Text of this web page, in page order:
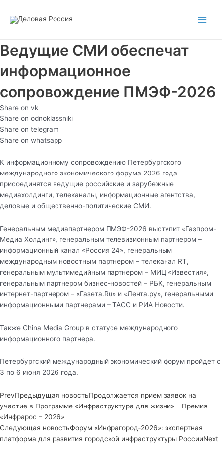
Ведущие СМИ обеспечат
информационное
сопровождение ПМЭФ-2026
Share on vk
Share on odnoklassniki
Share on telegram
Share on whatsapp
К информационному сопровождению Петербургского
международного экономического форума 2026 года
присоединятся ведущие российские и зарубежные
медиахолдинги, телеканалы, информационные агентства,
деловые и общественно-политические СМИ.
Генеральным медиапартнером ПМЭФ-2026 выступит «Газпром-
Медиа Холдинг», генеральным телевизионным партнером –
информационный канал «Россия 24», генеральным
международным новостным партнером – телеканал RT,
генеральным мультимедийным партнером – МИЦ «Известия»,
генеральным партнером бизнес-новостей – РБК, генеральным
интернет-партнером – «Газета.Ru» и «Лента.ру», генеральными
информационными партнерами – ТАСС и РИА Новости.
Также China Media Group в статусе международного
информационного партнера.
Петербургский международный экономический форум пройдет с
3 по 6 июня 2026 года.
PrevПредыдущая новостьПродолжается прием заявок на
участие в Программе «Инфраструктура для жизни» – Премия
«Инфрарос – 2026»
Следующая новостьФорум «Инфрагород‑2026»: экспертная
платформа для развития городской инфраструктуры РоссииNext